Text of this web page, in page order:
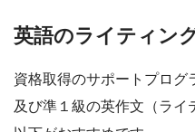
英語のライティン
資格取得のサポートプログ
及び準１級の英作文（ライ